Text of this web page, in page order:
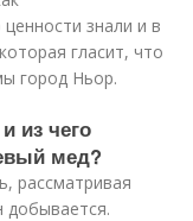
знали и в
гласит, что
город Ньор.
из чего
мед?
рассматривая
добывается.